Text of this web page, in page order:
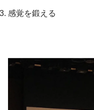
感覚を鍛える